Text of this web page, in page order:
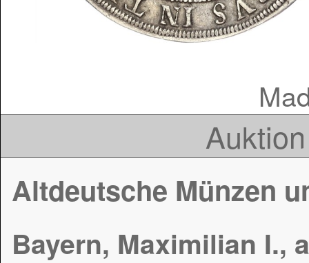
Altdeutsche Münzen
Bayern, Maximilian I.,